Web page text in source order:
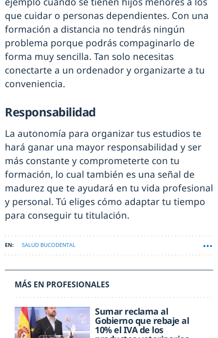
que cuidar o personas dependientes. Con una
formación a distancia no tendrás ningún
problema porque podrás compaginarlo de
forma muy sencilla. Tan solo necesitas
conectarte a un ordenador y organizarte a tu
conveniencia.
Responsabilidad
La autonomía para organizar tus estudios te
hará ganar una mayor responsabilidad y ser
más constante y comprometerte con tu
formación, lo cual también es una señal de
madurez que te ayudará en tu vida profesional
y personal. Tú eliges cómo adaptar tu tiempo
para conseguir tu titulación.
SALUD BUCODENTAL
MÁS EN PROFESIONALES
Sumar reclama al
Gobierno que rebaje al
10% el IVA de los